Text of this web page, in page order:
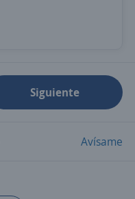
Siguiente
Avísame